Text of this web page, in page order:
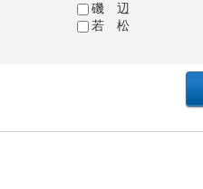
磯 辺
若 松